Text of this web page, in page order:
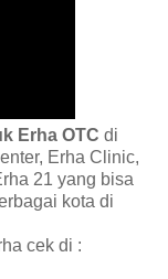
Erha OTC di
Erha Clinic,
21 yang bisa
kota di
cek di :